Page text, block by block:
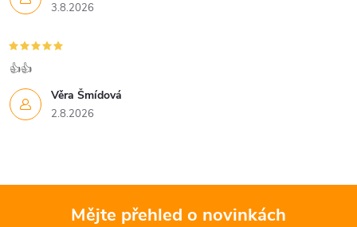
3.8.2026
Věra Šmídová
2.8.2026
👍👍
Mějte přehled o novinkách